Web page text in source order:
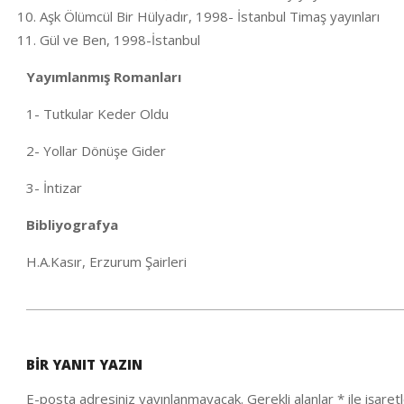
Aşk Ölümcül Bir Hülyadır, 1998- İstanbul Timaş yayınları
Gül ve Ben, 1998-İstanbul
Yayımlanmış Romanları
1- Tutkular Keder Oldu
2- Yollar Dönüşe Gider
3- İntizar
Bibliyografya
H.A.Kasır, Erzurum Şairleri
12
BIR YANIT YAZIN
E-posta adresiniz yayınlanmayacak. Gerekli alanlar * ile